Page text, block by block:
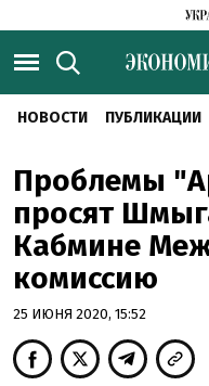
НОВОСТИ ПУБЛИКАЦИИ
Проблемы
просят
Кабмине
комиссию
25 ИЮНЯ 2020, 15:52